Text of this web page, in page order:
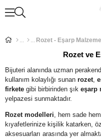
Rozet - Eşarp
Rozet ve
Bijuteri alanında uzman
kullanım kolaylığı sunan rozet,
firkete gibi birbirinden şık eşarp
yelpazesi sunmaktadır.
Rozet modelleri, hem sade
kıyafetlerinize kişilik katarken,
aksesuarları arasında yer